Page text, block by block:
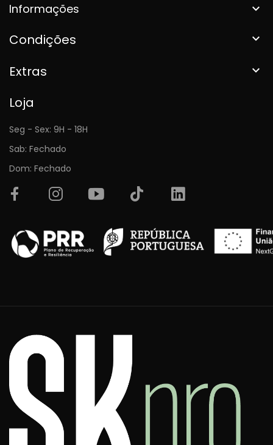
Informações 
Condições 
Extras 
Loja
Seg - Sex: 9H - 18H
Sab: Fechado
Dom: Fechado